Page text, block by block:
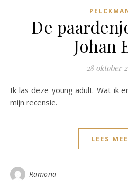
De
Johan
28 oktober
Ik las deze young adult. Wat ik ervan vond? Dat lees je in
mijn recensie.
LEES
Ramona